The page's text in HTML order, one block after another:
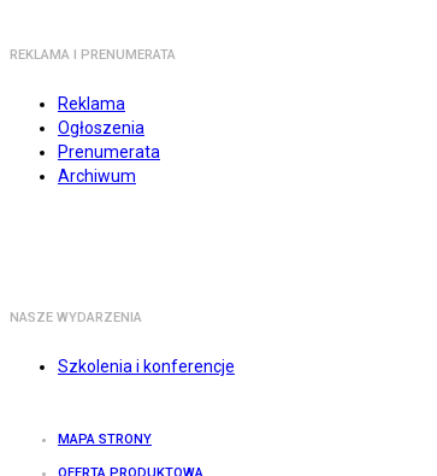
REKLAMA I PRENUMERATA
Reklama
Ogłoszenia
Prenumerata
Archiwum
NASZE WYDARZENIA
Szkolenia i konferencje
MAPA STRONY